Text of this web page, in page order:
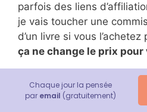
parfois des liens
je vais toucher une
d’un livre si vous l’achetez
ça ne change le prix pour
Pour donner un ordre
Conversations avec Dieu
Chaque jour la pensée
par email (gratuitement)